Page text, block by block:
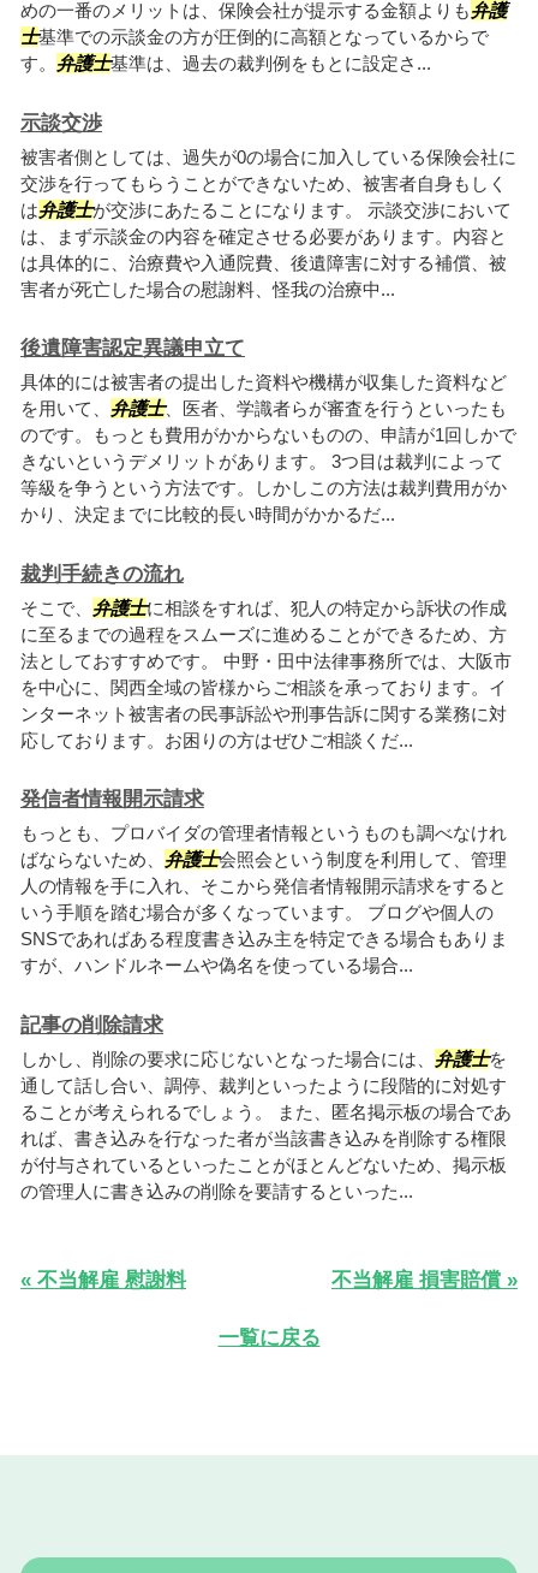
めの一番のメリットは、保険会社が提示する金額よりも弁護
士基準での示談金の方が圧倒的に高額となっているからで
す。 弁護士基準は、過去の裁判例をもとに設定さ...
示談交渉
被害者側としては、過失が0の場合に加入している保険会社に
交渉を行ってもらうことができないため、被害者自身もしく
は弁護士が交渉にあたることになります。 示談交渉において
は、まず示談金の内容を確定させる必要があります。内容と
は具体的に、治療費や入通院費、後遺障害に対する補償、被
害者が死亡した場合の慰謝料、怪我の治療中...
後遺障害認定異議申立て
具体的には被害者の提出した資料や機構が収集した資料など
を用いて、 弁護士、医者、学識者らが審査を行うといったも
のです。もっとも費用がかからないものの、申請が1回しかで
きないというデメリットがあります。 3つ目は裁判によって
等級を争うという方法です。しかしこの方法は裁判費用がか
かり、決定までに比較的長い時間がかかるだ...
裁判手続きの流れ
そこで、 弁護士に相談をすれば、犯人の特定から訴状の作成
に至るまでの過程をスムーズに進めることができるため、方
法としておすすめです。 中野・田中法律事務所では、大阪市
を中心に、関西全域の皆様からご相談を承っております。イ
ンターネット被害者の民事訴訟や刑事告訴に関する業務に対
応しております。お困りの方はぜひご相談くだ...
発信者情報開示請求
もっとも、プロバイダの管理者情報というものも調べなけれ
ばならないため、 弁護士会照会という制度を利用して、管理
人の情報を手に入れ、そこから発信者情報開示請求をすると
いう手順を踏む場合が多くなっています。 ブログや個人の
SNSであればある程度書き込み主を特定できる場合もありま
すが、ハンドルネームや偽名を使っている場合...
記事の削除請求
しかし、削除の要求に応じないとなった場合には、 弁護士を
通して話し合い、調停、裁判といったように段階的に対処す
ることが考えられるでしょう。 また、匿名掲示板の場合であ
れば、書き込みを行なった者が当該書き込みを削除する権限
が付与されているといったことがほとんどないため、掲示板
の管理人に書き込みの削除を要請するといった...
« 不当解雇 慰謝料 不当解雇 損害賠償 »
一覧に戻る